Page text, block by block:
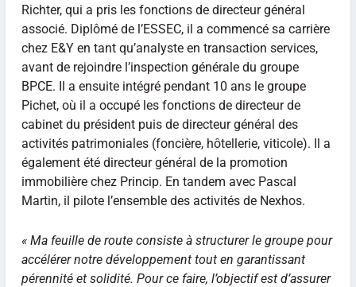
Richter, qui a pris les fonctions de directeur général
associé. Diplômé de l’ESSEC, il a commencé sa carrière
chez E&Y en tant qu’analyste en transaction services,
avant de rejoindre l’inspection générale du groupe
BPCE. Il a ensuite intégré pendant 10 ans le groupe
Pichet, où il a occupé les fonctions de directeur de
cabinet du président puis de directeur général des
activités patrimoniales (foncière, hôtellerie, viticole). Il a
également été directeur général de la promotion
immobilière chez Princip. En tandem avec Pascal
Martin, il pilote l’ensemble des activités de Nexhos.
« Ma feuille de route consiste à structurer le groupe pour
accélérer notre développement tout en garantissant
pérennité et solidité. Pour ce faire, l’objectif est d’assurer